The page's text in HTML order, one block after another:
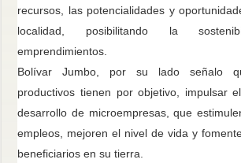
recursos, las potencialidades y
localidad, posibilitando la
emprendimientos.
Bolívar Jumbo, por su lado señalo
productivos tienen por objetivo, impulsar
desarrollo de microempresas, que
empleos, mejoren el nivel de vida y
beneficiarios en su tierra.